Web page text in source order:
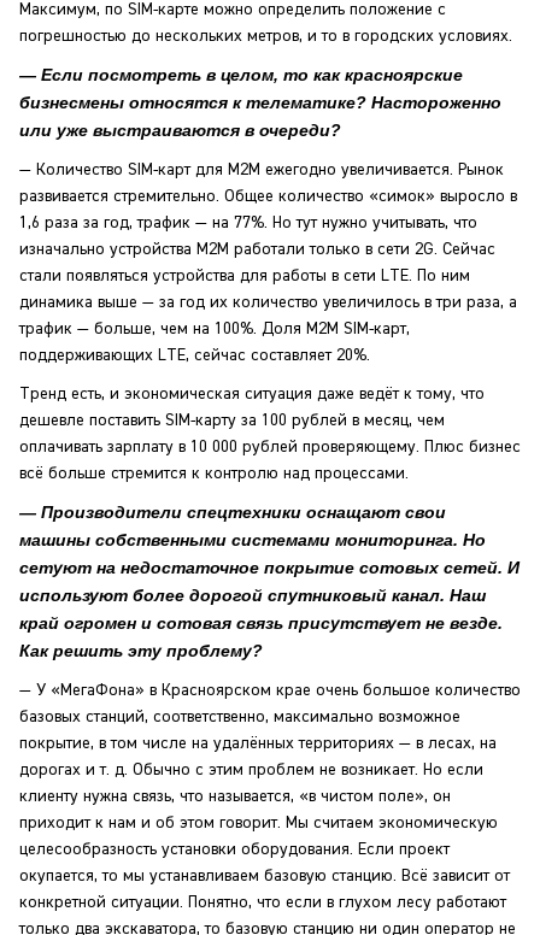
Максимум, по SIM-карте можно определить положение с
погрешностью до нескольких метров, и то в городских условиях.
— Если посмотреть в целом, то как красноярские
бизнесмены относятся к телематике? Настороженно
или уже выстраиваются в очереди?
— Количество SIM-карт для M2M ежегодно увеличивается. Рынок
развивается стремительно. Общее количество «симок» выросло в
1,6 раза за год, трафик — на 77%. Но тут нужно учитывать, что
изначально устройства M2M работали только в сети 2G. Сейчас
стали появляться устройства для работы в сети LTE. По ним
динамика выше — за год их количество увеличилось в три раза, а
трафик — больше, чем на 100%. Доля M2M SIM-карт,
поддерживающих LTE, сейчас составляет 20%.
Тренд есть, и экономическая ситуация даже ведёт к тому, что
дешевле поставить SIM-карту за 100 рублей в месяц, чем
оплачивать зарплату в 10 000 рублей проверяющему. Плюс бизнес
всё больше стремится к контролю над процессами.
— Производители спецтехники оснащают свои
машины собственными системами мониторинга. Но
сетуют на недостаточное покрытие сотовых сетей. И
используют более дорогой спутниковый канал. Наш
край огромен и сотовая связь присутствует не везде.
Как решить эту проблему?
— У «МегаФона» в Красноярском крае очень большое количество
базовых станций, соответственно, максимально возможное
покрытие, в том числе на удалённых территориях — в лесах, на
дорогах и т. д. Обычно с этим проблем не возникает. Но если
клиенту нужна связь, что называется, «в чистом поле», он
приходит к нам и об этом говорит. Мы считаем экономическую
целесообразность установки оборудования. Если проект
окупается, то мы устанавливаем базовую станцию. Всё зависит от
конкретной ситуации. Понятно, что если в глухом лесу работают
только два экскаватора, то базовую станцию ни один оператор не